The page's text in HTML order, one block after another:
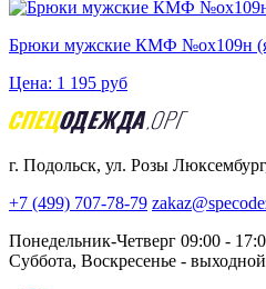
Брюки мужские КМФ №ох109н
Цена: 1 195 руб
г. Подольск, ул. Розы
+7 (499) 707-78-79
Понедельник-Четверг 09:00 -
Суббота, Воскресенье - выходной